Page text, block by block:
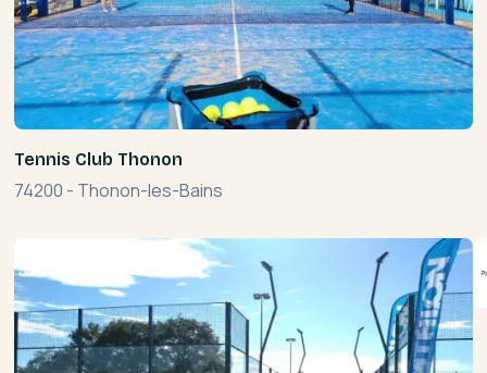
Tennis Club Thonon
74200 - Thonon-les-Bains